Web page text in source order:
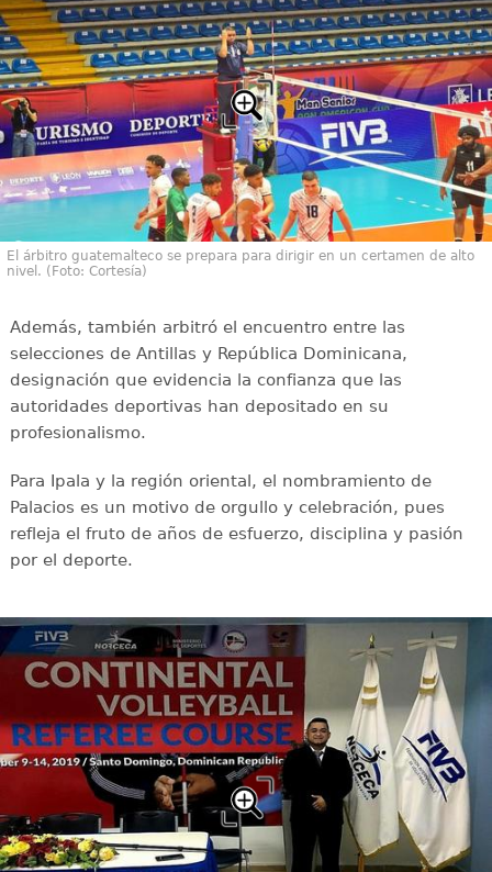
El árbitro guatemalteco se prepara para dirigir en un certamen de alto
nivel. (Foto: Cortesía)
Además, también arbitró el encuentro entre las
selecciones de Antillas y República Dominicana,
designación que evidencia la confianza que las
autoridades deportivas han depositado en su
profesionalismo.
Para Ipala y la región oriental, el nombramiento de
Palacios es un motivo de orgullo y celebración, pues
refleja el fruto de años de esfuerzo, disciplina y pasión
por el deporte.